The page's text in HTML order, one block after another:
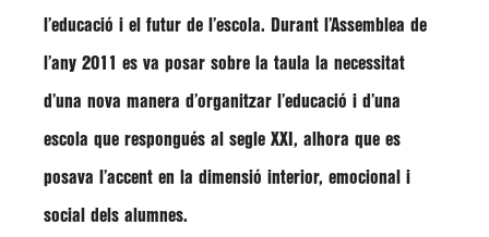
l’educació i el futur de l’escola. Durant l’Assemblea de
l’any 2011 es va posar sobre la taula la necessitat
d’una nova manera d’organitzar l’educació i d’una
escola que respongués al segle XXI, alhora que es
posava l’accent en la dimensió interior, emocional i
social dels alumnes.